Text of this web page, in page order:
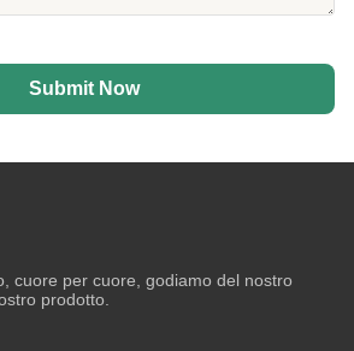
Submit Now
cuore per cuore, godiamo del nostro
prodotto.